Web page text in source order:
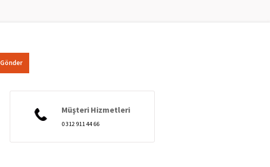
Gönder
Müşteri Hizmetleri
0 312 911 44 66